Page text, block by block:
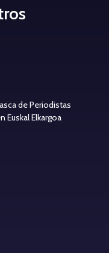
de Periodistas
Euskal Elkargoa